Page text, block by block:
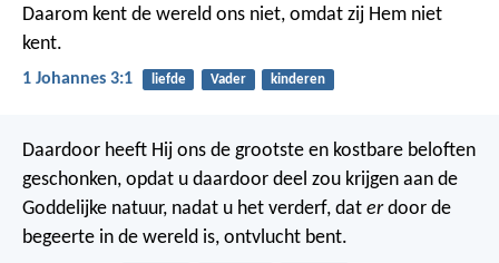
Daarom kent de wereld ons niet, omdat zij Hem niet
kent.
1 Johannes 3:1 liefde Vader kinderen
Daardoor heeft Hij ons de grootste en kostbare beloften
geschonken, opdat u daardoor deel zou krijgen aan de
Goddelijke natuur, nadat u het verderf, dat erdoor de
begeerte in de wereld is, ontvlucht bent.